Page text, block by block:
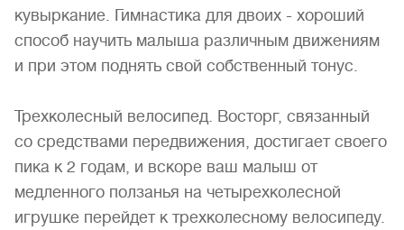
кувыркание. Гимнастика для двоих - хороший
способ научить малыша различным движениям
и при этом поднять свой собственный тонус.
Трехколесный велосипед. Восторг, связанный
со средствами передвижения, достигает своего
пика к 2 годам, и вскоре ваш малыш от
медленного ползанья на четырехколесной
игрушке перейдет к трехколесному велосипеду.